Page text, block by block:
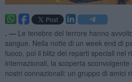
. — Le tenebre del terrore hanno
sangue. Nella notte di un week end di
fuoco, poi il blitz dei reparti speciali nel
internazionali, la scoperta
nostri connazionali: un gruppo di amici